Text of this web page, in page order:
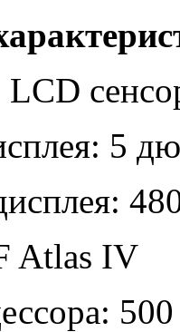
LCD
5
Atlas IV